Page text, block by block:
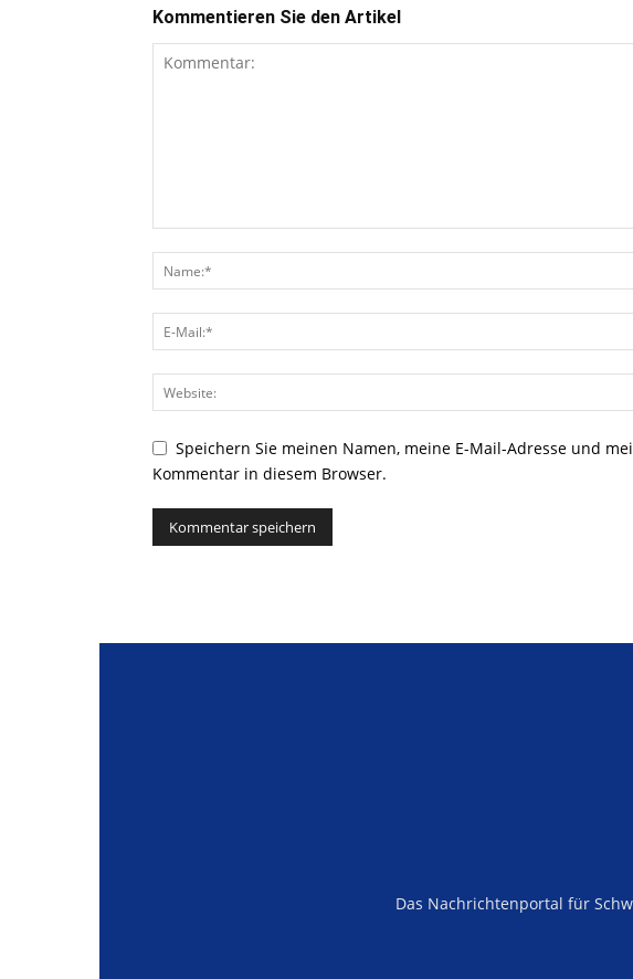
Kommentieren Sie den Artikel
Speichern Sie meinen Namen, meine E-Mail-Adresse und
Kommentar in diesem Browser.
Das Nachrichtenportal für